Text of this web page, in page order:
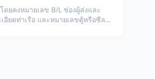
ยคงหมายเลข B/L ช่องผู้ส่งและ
อียดท่าเรือ และหมายเลขตู้หรือซีล